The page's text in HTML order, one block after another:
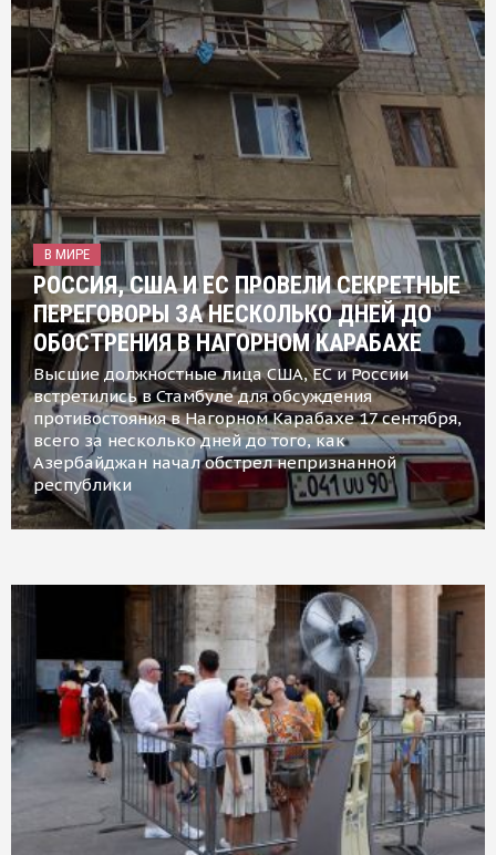
В МИРЕ
РОССИЯ, США И ЕС ПРОВЕЛИ СЕКРЕТНЫЕ
ПЕРЕГОВОРЫ ЗА НЕСКОЛЬКО ДНЕЙ ДО
ОБОСТРЕНИЯ В НАГОРНОМ КАРАБАХЕ
Высшие должностные лица США, ЕС и России
встретились в Стамбуле для обсуждения
противостояния в Нагорном Карабахе 17 сентября,
всего за несколько дней до того, как
Азербайджан начал обстрел непризнанной
республики